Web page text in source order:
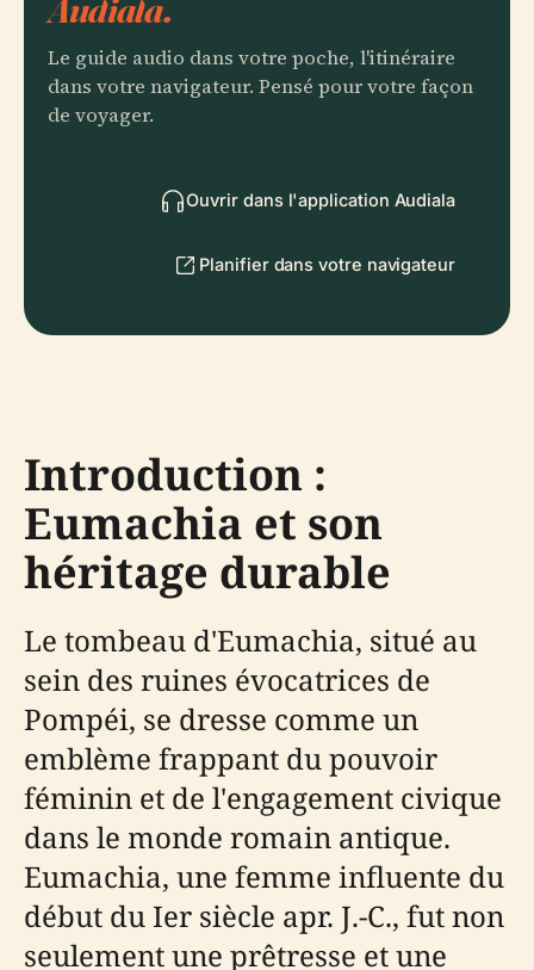
Le guide audio dans votre poche, l'itinéraire
dans votre navigateur. Pensé pour votre façon
de voyager.
Ouvrir dans l'application Audiala
Planifier dans votre navigateur
Introduction :
Eumachia et son
héritage durable
Le tombeau d'Eumachia, situé au
sein des ruines évocatrices de
Pompéi, se dresse comme un
emblème frappant du pouvoir
féminin et de l'engagement civique
dans le monde romain antique.
Eumachia, une femme influente du
début du Ier siècle apr. J.-C., fut non
seulement une prêtresse et une